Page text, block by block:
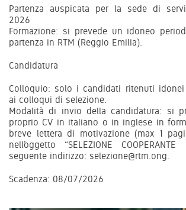
Partenza auspicata per la sede di
2026
Formazione: si prevede un idoneo
partenza in RTM (Reggio Emilia).
Candidatura
Colloquio: solo i candidati ritenuti
ai colloqui di selezione.
Modalità di invio della candidatura: si
proprio CV in italiano o in inglese in
breve lettera di motivazione (max 1
nell’oggetto “SELEZIONE
seguente indirizzo: selezione@rtm.ong.
Scadenza: 08/07/2026